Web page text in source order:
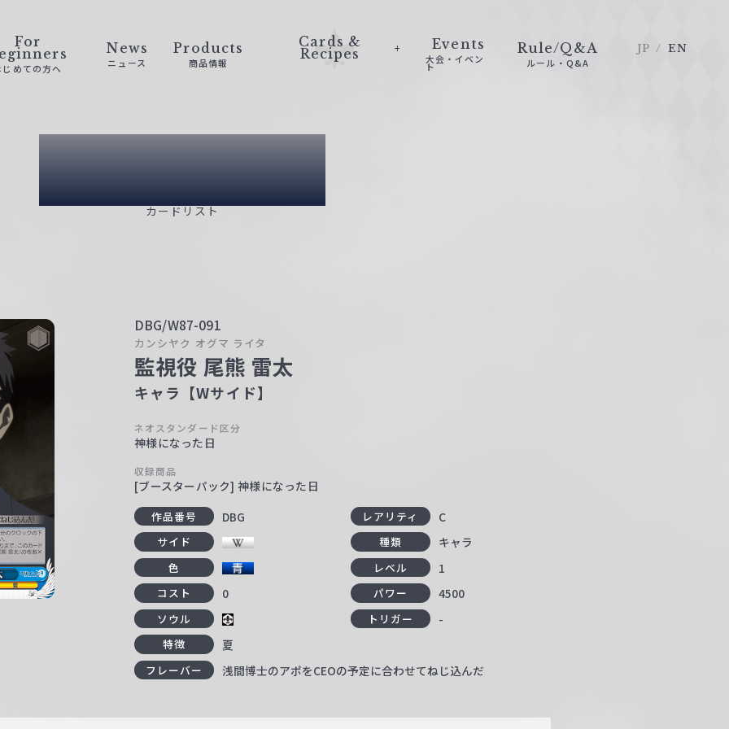
For
じめての方へ
News
ニュース
Products
商品情報
Cards &
Recipes
Events
大会・イベン
ト
Rule/Q&A
ルール・Q&A
JP EN
Card List
カードリスト
DBG/W87-091
カンシヤク オグマ ライタ
監視役 尾熊 雷太
キャラ【Wサイド】
ネオスタンダード区分
神様になった日
収録商品
[ブースターパック] 神様になった日
作品番号 DBG レアリティ C
サイド 種類 キャラ
色 レベル 1
コスト 0 パワー 4500
ソウル トリガー -
特徴 夏
フレーバー 浅間博士のアポをCEOの予定に合わせてねじ込んだ